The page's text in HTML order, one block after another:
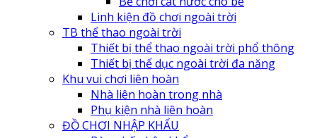
Linh kiện đồ chơi ngoài trời
TB thể thao ngoài trời
Thiết bị thể thao ngoài trời phổ thông
Thiết bị thể dục ngoài trời đa năng
Khu vui chơi liên hoàn
Nhà liên hoàn trong nhà
Phụ kiện nhà liên hoàn
ĐỒ CHƠI NHẬP KHẨU